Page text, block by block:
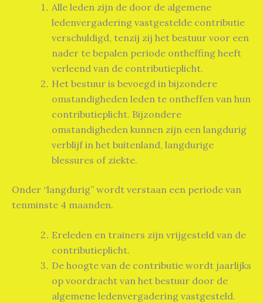
Alle leden zijn de door de algemene
ledenvergadering vastgestelde contributie
verschuldigd, tenzij zij het bestuur voor een
nader te bepalen periode ontheffing heeft
verleend van de contributieplicht.
Het bestuur is bevoegd in bijzondere
omstandigheden leden te ontheffen van hun
contributieplicht. Bijzondere
omstandigheden kunnen zijn een langdurig
verblijf in het buitenland, langdurige
blessures of ziekte.
Onder “langdurig” wordt verstaan een periode van
tenminste 4 maanden.
Ereleden en trainers zijn vrijgesteld van de
contributieplicht.
De hoogte van de contributie wordt jaarlijks
op voordracht van het bestuur door de
algemene ledenvergadering vastgesteld.